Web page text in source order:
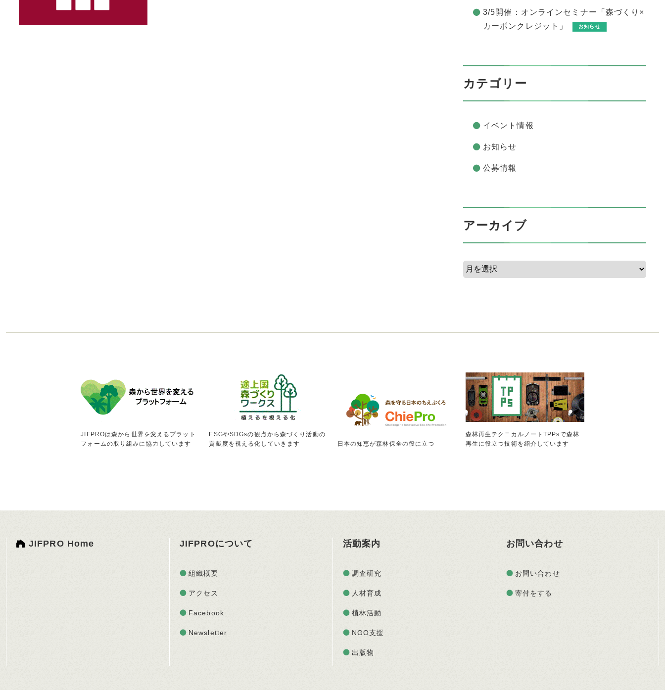
3/5開催：オンラインセミナー「森づくり×
カーボンクレジット」
お知らせ
カテゴリー
イベント情報
お知らせ
公募情報
アーカイブ
JIFPROは森から世界を変えるプラット
フォームの取り組みに協力しています
ESGやSDGsの観点から森づくり活動の
貢献度を視える化していきます
日本の知恵が森林保全の役に立つ
森林再生テクニカルノートTPPsで森林
再生に役立つ技術を紹介しています
JIFPRO Home JIFPROについて
組織概要
アクセス
Facebook
Newsletter
活動案内
調査研究
人材育成
植林活動
NGO支援
出版物
お問い合わせ
お問い合わせ
寄付をする